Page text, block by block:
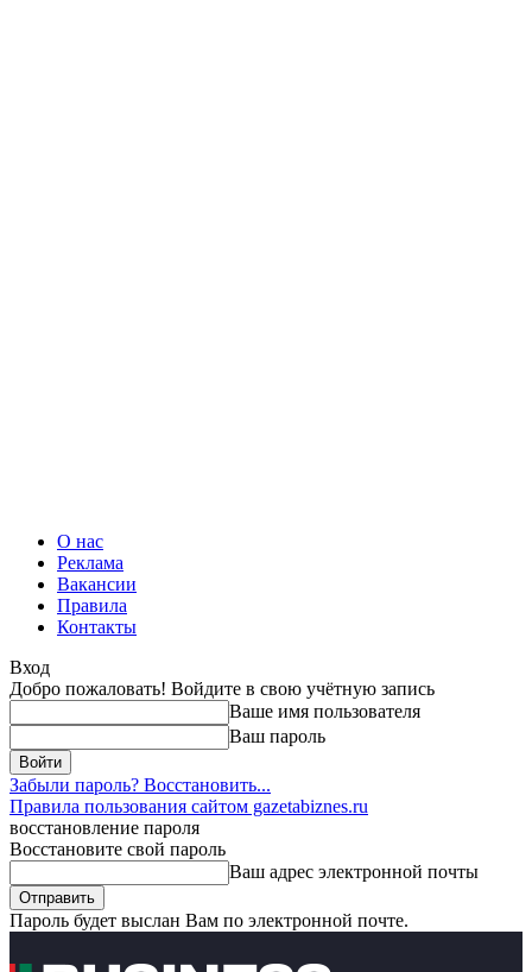
О нас
Реклама
Вакансии
Правила
Контакты
Вход
Добро пожаловать! Войдите в свою учётную запись
Ваше имя пользователя
Ваш пароль
Забыли пароль? Восстановить...
Правила пользования сайтом gazetabiznes.ru
восстановление пароля
Восстановите свой пароль
Ваш адрес электронной почты
Пароль будет выслан Вам по электронной почте.